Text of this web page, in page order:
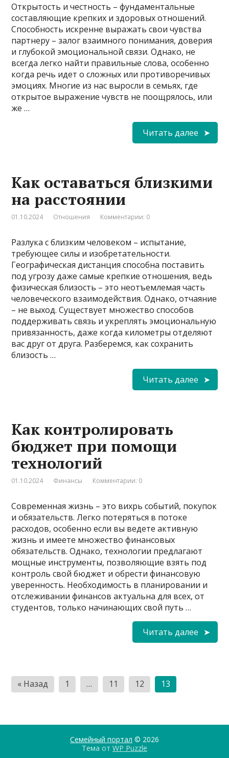
Открытость и честность – фундаментальные
составляющие крепких и здоровых отношений.
Способность искренне выражать свои чувства
партнеру – залог взаимного понимания, доверия
и глубокой эмоциональной связи. Однако, не
всегда легко найти правильные слова, особенно
когда речь идет о сложных или противоречивых
эмоциях. Многие из нас выросли в семьях, где
открытое выражение чувств не поощрялось, или
же …
Читать далее
Как оставаться близкими
на расстоянии
01.10.2024 Отношения Комментарии: 0
Разлука с близким человеком – испытание,
требующее силы и изобретательности.
Географическая дистанция способна поставить
под угрозу даже самые крепкие отношения, ведь
физическая близость – это неотъемлемая часть
человеческого взаимодействия. Однако, отчаяние
– не выход. Существует множество способов
поддерживать связь и укреплять эмоциональную
привязанность, даже когда километры отделяют
вас друг от друга. Разберемся, как сохранить
близость …
Читать далее
Как контролировать
бюджет при помощи
технологий
01.10.2024 Финансы Комментарии: 0
Современная жизнь – это вихрь событий, покупок
и обязательств. Легко потеряться в потоке
расходов, особенно если вы ведете активную
жизнь и имеете множество финансовых
обязательств. Однако, технологии предлагают
мощные инструменты, позволяющие взять под
контроль свой бюджет и обрести финансовую
уверенность. Необходимость в планировании и
отслеживании финансов актуальна для всех, от
студентов, только начинающих свой путь …
Читать далее
Пагинация
записей
« Назад 1 … 11 12 13
Семейный портал © 2026
Тема от WP Puzzle